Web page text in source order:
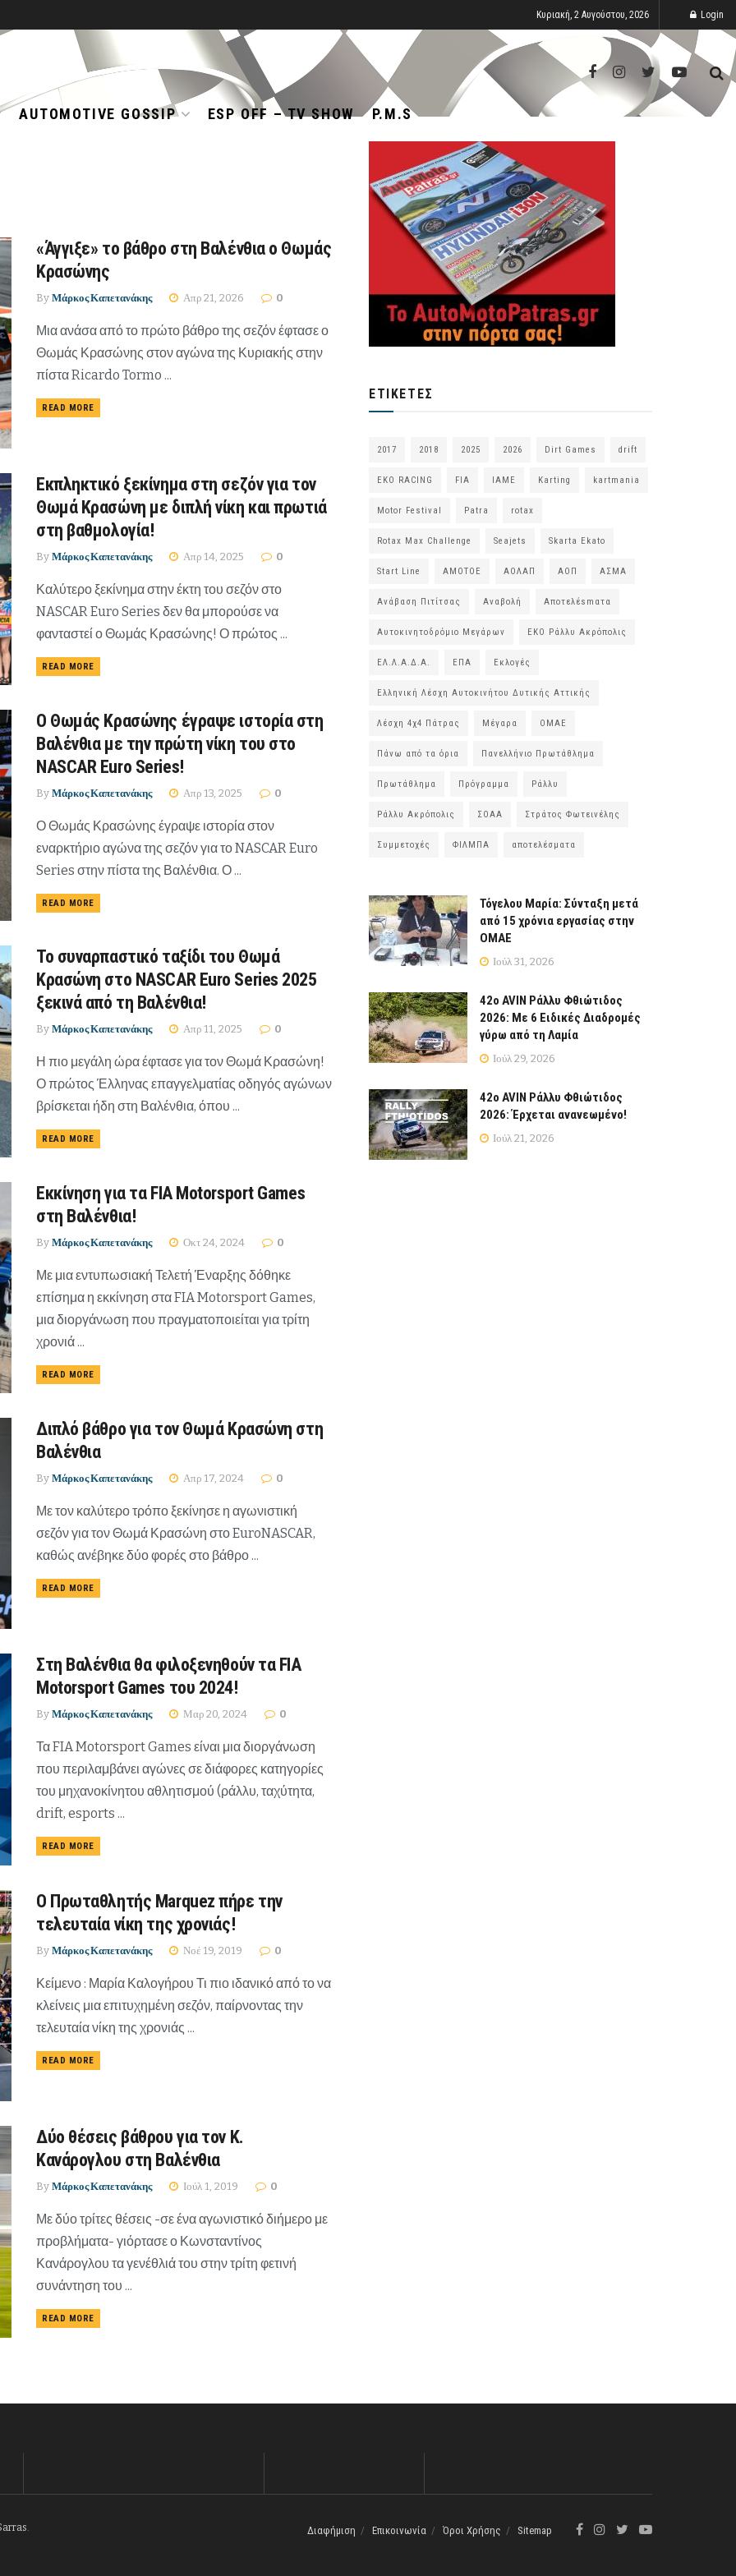
Κυριακή, 2 Αυγούστου, 2026 Login
AUTOMOTIVE GOSSIP ESP OFF – TV SHOW P.M.S
«Άγγιξε» το βάθρο στη Βαλένθια ο Θωμάς
Κρασώνης
By Μάρκος Καπετανάκης Απρ 21, 2026 0
Μια ανάσα από το πρώτο βάθρο της σεζόν έφτασε ο
Θωμάς Κρασώνης στον αγώνα της Κυριακής στην
πίστα Ricardo Tormo ...
READ MORE
Εκπληκτικό ξεκίνημα στη σεζόν για τον
Θωμά Κρασώνη με διπλή νίκη και πρωτιά
στη βαθμολογία!
By Μάρκος Καπετανάκης Απρ 14, 2025 0
Καλύτερο ξεκίνημα στην έκτη του σεζόν στο
NASCAR Euro Series δεν θα μπορούσε να
φανταστεί ο Θωμάς Κρασώνης! Ο πρώτος ...
READ MORE
Ο Θωμάς Κρασώνης έγραψε ιστορία στη
Βαλένθια με την πρώτη νίκη του στο
NASCAR Euro Series!
By Μάρκος Καπετανάκης Απρ 13, 2025 0
Ο Θωμάς Κρασώνης έγραψε ιστορία στον
εναρκτήριο αγώνα της σεζόν για το NASCAR Euro
Series στην πίστα της Βαλένθια. Ο ...
READ MORE
Το συναρπαστικό ταξίδι του Θωμά
Κρασώνη στο NASCAR Euro Series 2025
ξεκινά από τη Βαλένθια!
By Μάρκος Καπετανάκης Απρ 11, 2025 0
Η πιο μεγάλη ώρα έφτασε για τον Θωμά Κρασώνη!
Ο πρώτος Έλληνας επαγγελματίας οδηγός αγώνων
βρίσκεται ήδη στη Βαλένθια, όπου ...
READ MORE
Εκκίνηση για τα FIA Motorsport Games
στη Βαλένθια!
By Μάρκος Καπετανάκης Οκτ 24, 2024 0
Με μια εντυπωσιακή Τελετή Έναρξης δόθηκε
επίσημα η εκκίνηση στα FIA Motorsport Games,
μια διοργάνωση που πραγματοποιείται για τρίτη
χρονιά ...
READ MORE
Διπλό βάθρο για τον Θωμά Κρασώνη στη
Βαλένθια
By Μάρκος Καπετανάκης Απρ 17, 2024 0
Με τον καλύτερο τρόπο ξεκίνησε η αγωνιστική
σεζόν για τον Θωμά Κρασώνη στο EuroNASCAR,
καθώς ανέβηκε δύο φορές στο βάθρο ...
READ MORE
Στη Βαλένθια θα φιλοξενηθούν τα FIA
Motorsport Games του 2024!
By Μάρκος Καπετανάκης Μαρ 20, 2024 0
Τα FIA Motorsport Games είναι μια διοργάνωση
που περιλαμβάνει αγώνες σε διάφορες κατηγορίες
του μηχανοκίνητου αθλητισμού (ράλλυ, ταχύτητα,
drift, esports ...
READ MORE
Ο Πρωταθλητής Marquez πήρε την
τελευταία νίκη της χρονιάς!
By Μάρκος Καπετανάκης Νοέ 19, 2019 0
Κείμενο : Μαρία Καλογήρου Τι πιο ιδανικό από το να
κλείνεις μια επιτυχημένη σεζόν, παίρνοντας την
τελευταία νίκη της χρονιάς ...
READ MORE
Δύο θέσεις βάθρου για τον K.
Κανάρογλου στη Βαλένθια
By Μάρκος Καπετανάκης Ιούλ 1, 2019 0
Με δύο τρίτες θέσεις -σε ένα αγωνιστικό διήμερο με
προβλήματα- γιόρτασε ο Κωνσταντίνος
Κανάρογλου τα γενέθλιά του στην τρίτη φετινή
συνάντηση του ...
READ MORE
ΕΤΙΚΈΤΕΣ
2017 2018 2025 2026 Dirt Games drift
EKO RACING FIA IAME Karting kartmania
Motor Festival Patra rotax
Rotax Max Challenge Seajets Skarta Ekato
Start Line ΑΜΟΤΟΕ ΑΟΛΑΠ ΑΟΠ ΑΣΜΑ
Ανάβαση Πιτίτσας Αναβολή Αποτελέsmατα
Αυτοκινητοδρόμιο Μεγάρων ΕΚΟ Ράλλυ Ακρόπολις
ΕΛ.Λ.Α.Δ.Α. ΕΠΑ Εκλογές
Ελληνική Λέσχη Αυτοκινήτου Δυτικής Αττικής
Λέσχη 4χ4 Πάτρας Μέγαρα ΟΜΑΕ
Πάνω από τα όρια Πανελλήνιο Πρωτάθλημα
Πρωτάθλημα Πρόγραμμα Ράλλυ
Ράλλυ Ακρόπολις ΣΟΑΑ Στράτος Φωτεινέλης
Συμμετοχές ΦΙΛΜΠΑ αποτελέσματα
Τόγελου Μαρία: Σύνταξη μετά
από 15 χρόνια εργασίας στην
ΟΜΑΕ
Ιούλ 31, 2026
42ο AVIN Ράλλυ Φθιώτιδος
2026: Με 6 Ειδικές Διαδρομές
γύρω από τη Λαμία
Ιούλ 29, 2026
42ο AVIN Ράλλυ Φθιώτιδος
2026: Έρχεται ανανεωμένο!
Ιούλ 21, 2026
Διαφήμιση Επικοινωνία Όροι Χρήσης Sitemap